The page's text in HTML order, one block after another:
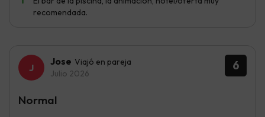
recomendada.
6
Jose Viajó en pareja
Julio 2026
Normal